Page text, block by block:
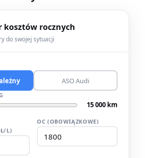
kosztów rocznych
do swojej sytuacji
ASO Audi
15 000 km
L)
OC (OBOWIĄZKOWE)